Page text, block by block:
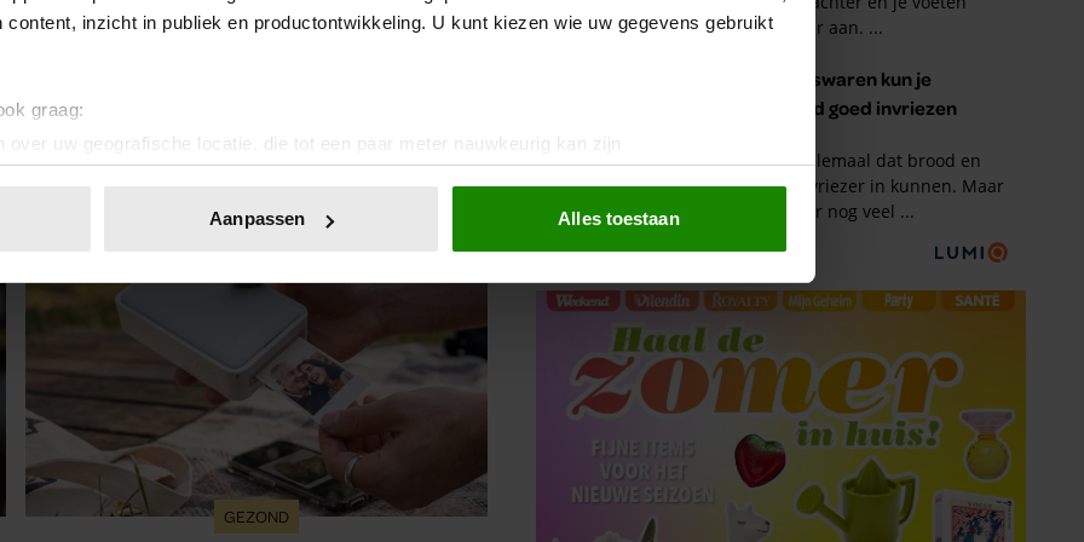
content, inzicht in publiek en productontwikkeling. U kunt kiezen wie uw gegevens gebruikt
graag:
over uw geografische locatie, die tot een paar meter nauwkeurig kan zijn
door het actief te scannen op specifieke eigenschappen (fingerprinting)
of intrekken in de Cookieverklaring.
en advertenties te personaliseren, om functies voor social media te bieden en om ons
Ook delen we informatie over uw gebruik van onze site met onze partners voor social
Deze partners kunnen deze gegevens combineren met andere informatie die u aan ze heeft
op basis van uw gebruik van hun services. U gaat akkoord met onze cookies als u
Aanpassen Alles toestaan
afvallen.nl
GEZOND